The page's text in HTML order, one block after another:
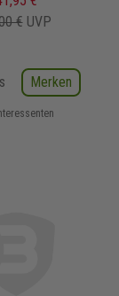
€ UVP
Merken